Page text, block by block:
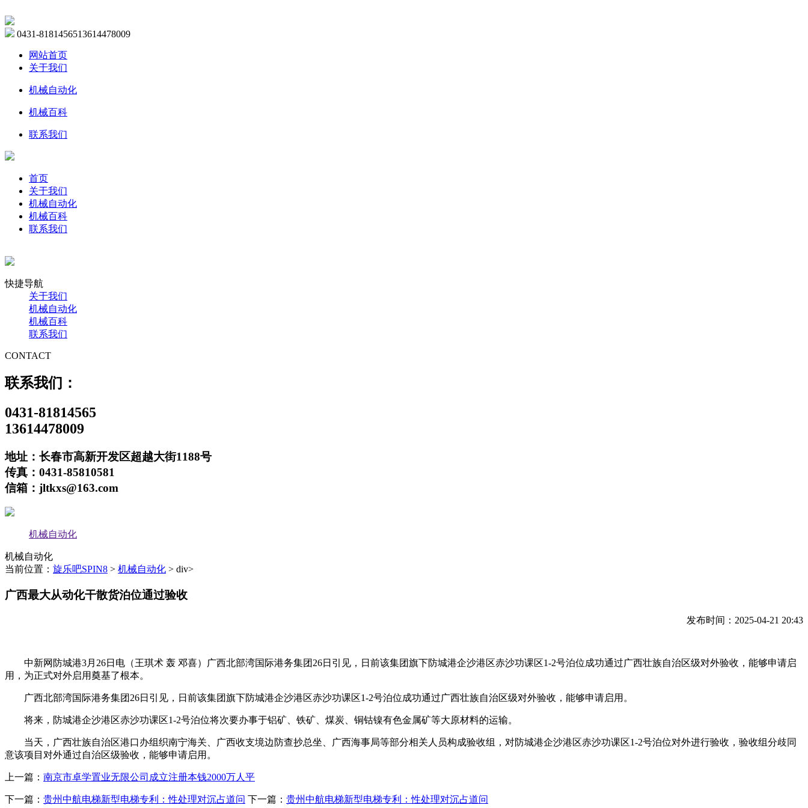
0431-8181456513614478009
网站首页
关于我们
机械自动化
机械百科
联系我们
首页
关于我们
机械自动化
机械百科
联系我们
快捷导航
关于我们
机械自动化
机械百科
联系我们
CONTACT
联系我们：
0431-81814565
13614478009
地址：长春市高新开发区超越大街1188号
传真：0431-85810581
信箱：jltkxs@163.com
机械自动化
机械自动化
当前位置： 旋乐吧SPIN8 > 机械自动化 > div>
广西最大从动化干散货泊位通过验收
发布时间：2025-04-21 20:43
中新网防城港3月26日电（王琪术 轰 邓喜）广西北部湾国际港务集团26日引见，日前该集团旗下防城港企沙港区赤沙功课区1-2号泊位成功通过广西壮族自治区级对外验收，能够申请启
用，为正式对外启用奠基了根本。
广西北部湾国际港务集团26日引见，日前该集团旗下防城港企沙港区赤沙功课区1-2号泊位成功通过广西壮族自治区级对外验收，能够申请启用。
将来，防城港企沙港区赤沙功课区1-2号泊位将次要办事于铝矿、铁矿、煤炭、铜钴镍有色金属矿等大原材料的运输。
当天，广西壮族自治区港口办组织南宁海关、广西收支境边防查抄总坐、广西海事局等部分相关人员构成验收组，对防城港企沙港区赤沙功课区1-2号泊位对外进行验收，验收组分歧同
意该项目对外通过自治区级验收，能够申请启用。
上一篇： 南京市卓学置业无限公司成立注册本钱2000万人平
下一篇： 贵州中航电梯新型电梯专利：性处理对沉占道问 下一篇： 贵州中航电梯新型电梯专利：性处理对沉占道问